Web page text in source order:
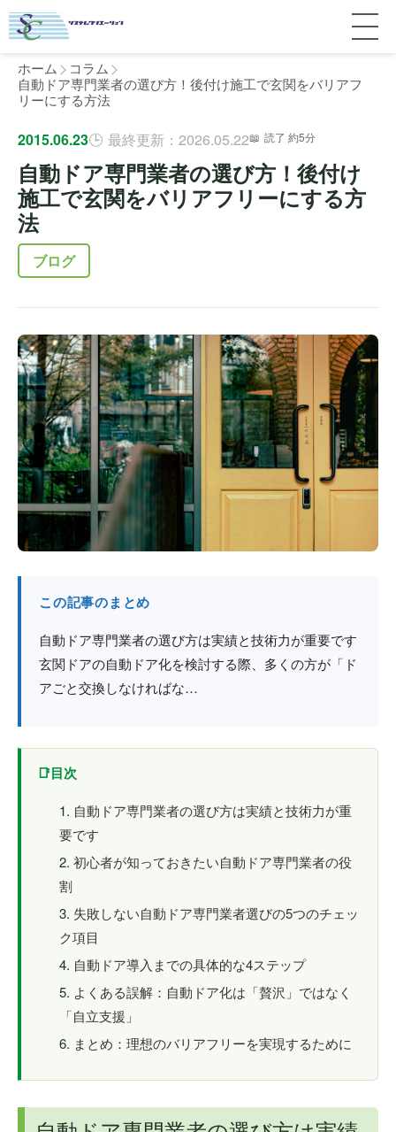
サービス紹介
料金
よくある質問
個人宅
介護・医療施設
ホテル
工場・倉庫
防火戸
東京
千葉
埼玉
茨城
栃木
群馬
施工事例
完全ガイド
製品比較
用語集
コラム
最新情報
個人のお客様へ
法人のお客様へ
ホーム
コラム
自動ドア専門業者の選び方！後付け施工で玄関をバリアフ
リーにする方法
2015.06.23 最終更新：2026.05.22 読了 約5分
自動ドア専門業者の選び方！後付け
施工で玄関をバリアフリーにする方
法
ブログ
この記事のまとめ
自動ドア専門業者の選び方は実績と技術力が重要です
玄関ドアの自動ドア化を検討する際、多くの方が「ド
アごと交換しなければな…
目次
自動ドア専門業者の選び方は実績と技術力が重
要です
初心者が知っておきたい自動ドア専門業者の役
割
失敗しない自動ドア専門業者選びの5つのチェッ
ク項目
自動ドア導入までの具体的な4ステップ
よくある誤解：自動ドア化は「贅沢」ではなく
「自立支援」
まとめ：理想のバリアフリーを実現するために